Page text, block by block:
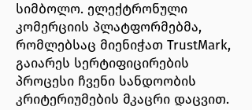
სიმბოლო. ელექტრონული
კომერციის პლატფორმებმა,
რომლებსაც მიენიჭათ TrustMark,
გაიარეს სერტიფიცირების
პროცესი ჩვენი სანდოობის
კრიტერიუმების მკაცრი დაცვით.